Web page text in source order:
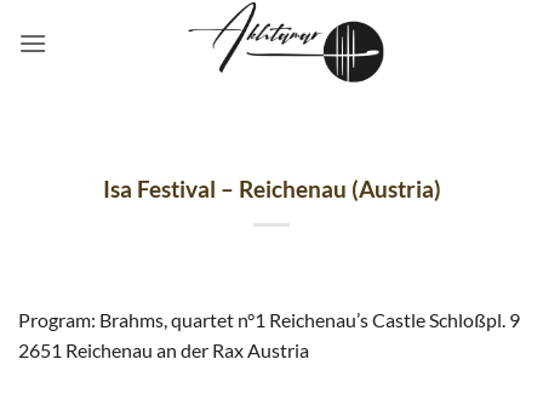
Isa Festival – Reichenau (Austria)
Program: Brahms, quartet n°1 Reichenau’s Castle Schloßpl. 9
2651 Reichenau an der Rax Austria